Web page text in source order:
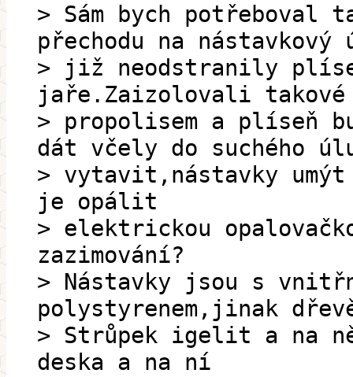
> Sám bych
přechodu na
> již neodstranily
jaře.Zaizolovali
> propolisem a plíseň
dát včely do suchého
> vytavit,nástavky umýt
je opálit
> elektrickou
zazimování?
> Nástavky jsou s
polystyrenem,jinak
> Strůpek igelit a na
deska a na ní